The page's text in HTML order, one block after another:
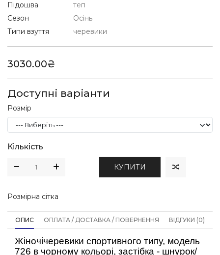
Підошва
теп
Сезон
Осінь
Типи взуття
черевики
3030.00₴
Доступні варіанти
Розмір
Кількість
КУПИТИ
Розмірна сітка
ОПИС ОПЛАТА / ДОСТАВКА / ПОВЕРНЕННЯ ВІДГУКИ (0)
Жіночічеревики спортивного типу, модель
726 в чорному кольорі, застібка - шнурок/